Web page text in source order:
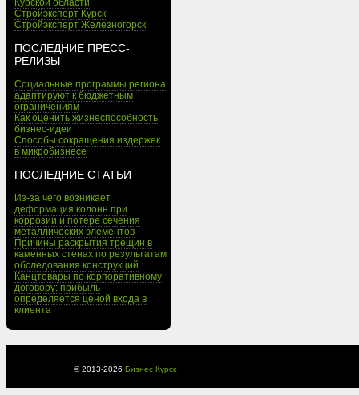
Курской области
Стройэксперт Курск
Стройэксперт Железногорск
ПОСЛЕДНИЕ ПРЕСС-
РЕЛИЗЫ
Социальные программы региона
адаптируют к бюджетным
ограничениям
Как оценить жизнеспособность
бизнес-идеи
Способы сокращения издержек
в микробизнесе
ПОСЛЕДНИЕ СТАТЬИ
Из-за чего возникает
деформация колонн при
коррозии и потере сечения
металлических элементов
Причины раскрытия трещин в
каменных стенах по результатам
обследования конструкций
Канцтовары по корпоративному
договору: прибыль
определяется ценой входа в
клиента
© 2013-2026 Бизнес Курск